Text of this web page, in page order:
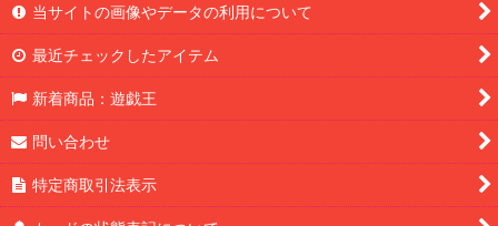
当サイトの画像やデータの利用について
最近チェックしたアイテム
新着商品：遊戯王
問い合わせ
特定商取引法表示